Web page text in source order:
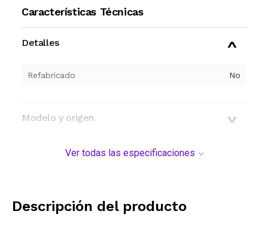
Características Técnicas
Detalles
Refabricado No
Modelo y origen
Ver todas las especificaciones
Descripción del producto